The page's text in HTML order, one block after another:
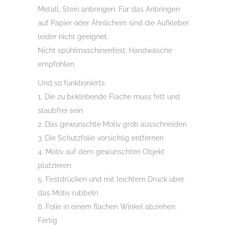
Metall, Stein anbringen. Für das Anbringen
auf Papier oder Ähnlichem sind die Aufkleber
leider nicht geeignet.
Nicht spühlmaschinenfest, Handwäsche
empfohlen.
Und so funktionierts:
1. Die zu beklebende Fläche muss fett und
staubfrei sein.
2. Das gewünschte Motiv grob ausschneiden
3. Die Schutzfolie vorsichtig entfernen
4. Motiv auf dem gewünschten Objekt
platzieren
5. Festdrücken und mit leichtem Druck über
das Motiv rubbeln
6. Folie in einem flachen Winkel abziehen.
Fertig